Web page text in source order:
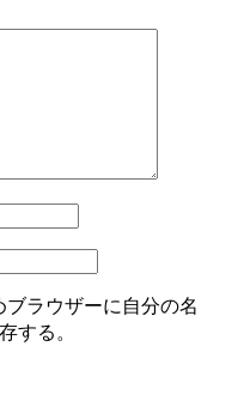
ラウザーに自分の名
する。